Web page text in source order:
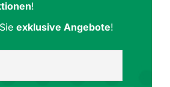
!
exklusive Angebote!